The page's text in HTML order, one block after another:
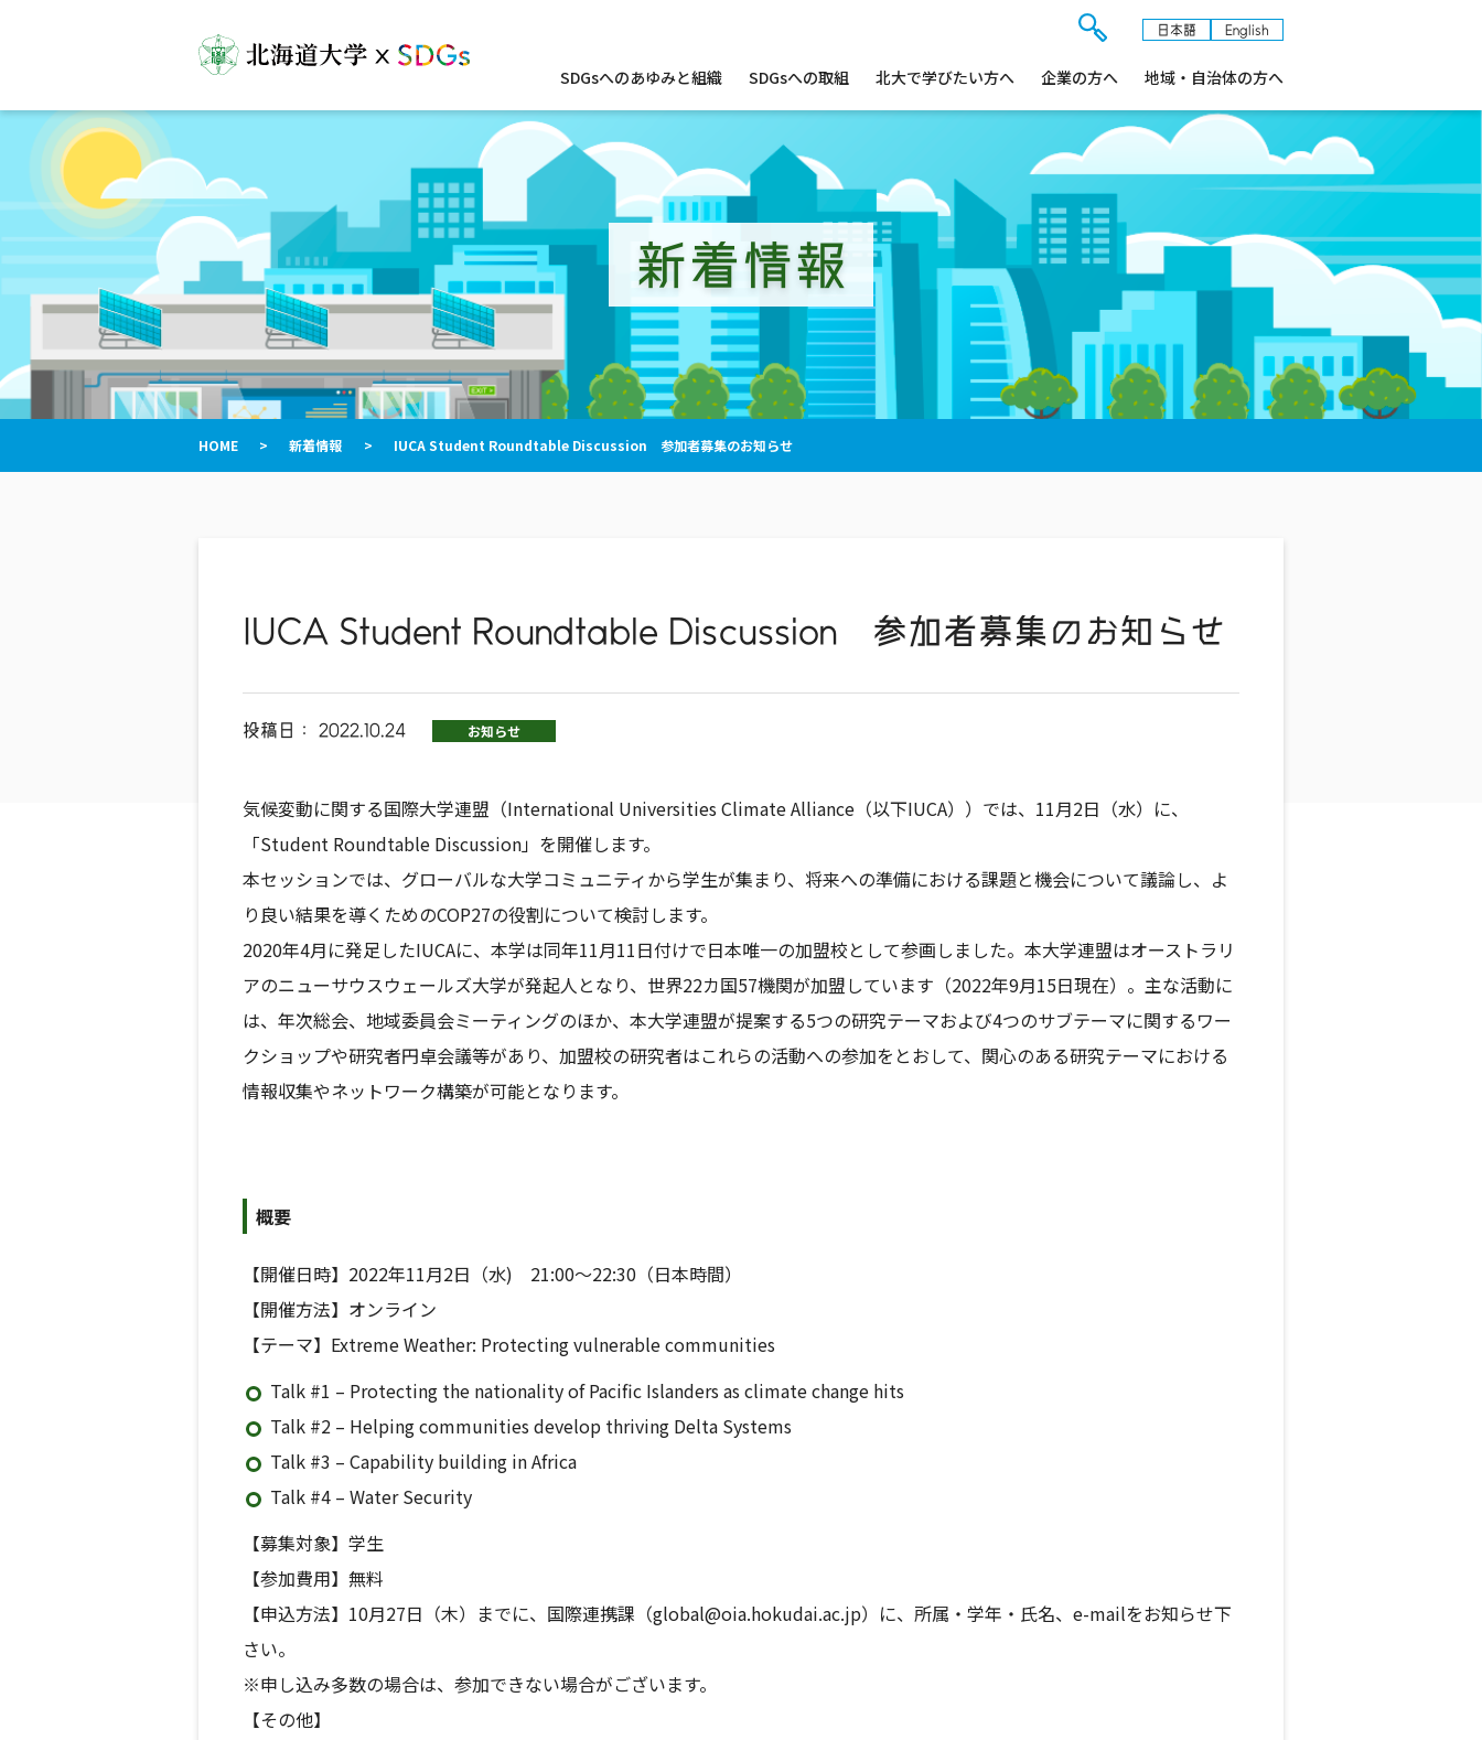
索
ォ
ー
を
開
閉
す
る
日本語 English
ト
内
ニ
ュ
SDGsへのあゆみと組織 SDGsへの取組 北大で学びたい方へ 企業の方へ 地域・自治体の方へ
新着情報
HOME > 新着情報 > IUCA Student Roundtable Discussion 参加者募集のお知らせ
IUCA Student Roundtable Discussion 参加者募集のお知らせ
投稿日： 2022.10.24 お知らせ
気候変動に関する国際大学連盟（International Universities Climate Alliance（以下IUCA））では、11月2日（水）に、
「Student Roundtable Discussion」を開催します。
本セッションでは、グローバルな大学コミュニティから学生が集まり、将来への準備における課題と機会について議論し、よ
り良い結果を導くためのCOP27の役割について検討します。
2020年4月に発足したIUCAに、本学は同年11月11日付けで日本唯一の加盟校として参画しました。本大学連盟はオーストラリ
アのニューサウスウェールズ大学が発起人となり、世界22カ国57機関が加盟しています（2022年9月15日現在）。主な活動に
は、年次総会、地域委員会ミーティングのほか、本大学連盟が提案する5つの研究テーマおよび4つのサブテーマに関するワー
クショップや研究者円卓会議等があり、加盟校の研究者はこれらの活動への参加をとおして、関心のある研究テーマにおける
情報収集やネットワーク構築が可能となります。
概要
【開催日時】2022年11月2日（水) 21:00～22:30（日本時間）
【開催方法】オンライン
【テーマ】Extreme Weather: Protecting vulnerable communities
Talk #1 – Protecting the nationality of Pacific Islanders as climate change hits
Talk #2 – Helping communities develop thriving Delta Systems
Talk #3 – Capability building in Africa
Talk #4 – Water Security
【募集対象】学生
【参加費用】無料
【申込方法】10月27日（木）までに、国際連携課（global@oia.hokudai.ac.jp）に、所属・学年・氏名、e-mailをお知らせ下
さい。
※申し込み多数の場合は、参加できない場合がございます。
【その他】